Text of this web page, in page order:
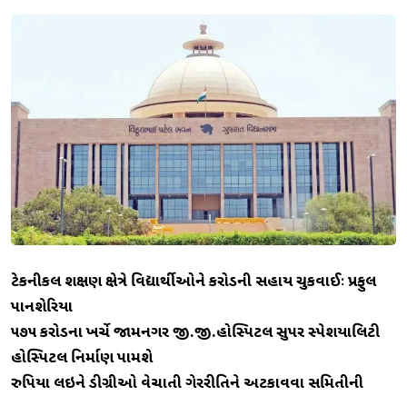
ટેકનીકલ શિક્ષણ ક્ષેત્રે વિદ્યાર્થીઓને કરોડની સહાય ચુકવાઈઃ પ્રફુલ
પાનશેરિયા
૫૭૫ કરોડના ખર્ચે જામનગર જી.જી.હોસ્પિટલ સુપર સ્પેશિયાલિટી
હોસ્પિટલ નિર્માણ પામશે
રુપિયા લઇને ડીગ્રીઓ વેચાતી ગેરરીતિને અટકાવવા સમિતીની